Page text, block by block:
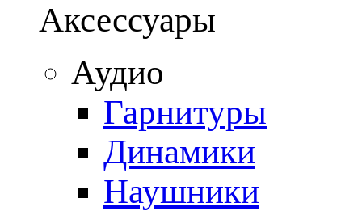
Аксессуары
Аудио
Гарнитуры
Динамики
Наушники